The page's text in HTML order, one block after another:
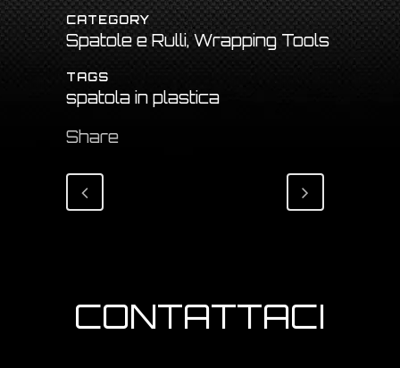
CATEGORY
Spatole e Rulli, Wrapping Tools
TAGS
spatola in plastica
Share
CONTATTACI